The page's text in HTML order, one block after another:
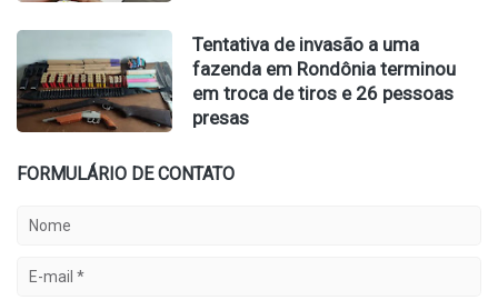
Tentativa de invasão a uma
fazenda em Rondônia terminou
em troca de tiros e 26 pessoas
presas
FORMULÁRIO DE CONTATO